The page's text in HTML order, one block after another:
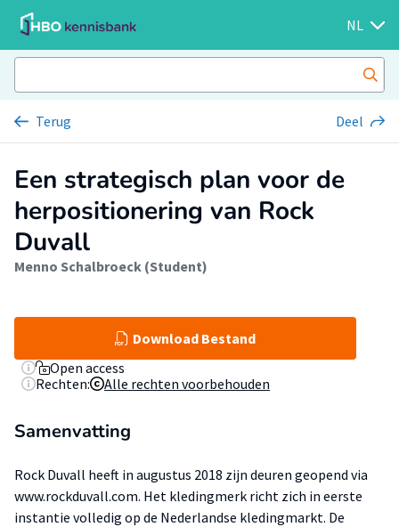
NL
Terug Deel
Een strategisch plan voor de
herpositionering van Rock
Duvall
Menno Schalbroeck (Student)
Download Bestand
Open access
Rechten:
Alle rechten voorbehouden
Samenvatting
Rock Duvall heeft in augustus 2018 zijn deuren geopend via
www.rockduvall.com. Het kledingmerk richt zich in eerste
instantie volledig op de Nederlandse kledingmarkt. De